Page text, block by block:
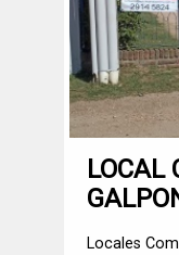
LOCAL
Locales